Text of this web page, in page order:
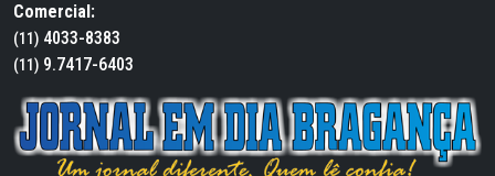
Comercial:
(11) 4033-8383
(11) 9.7417-6403